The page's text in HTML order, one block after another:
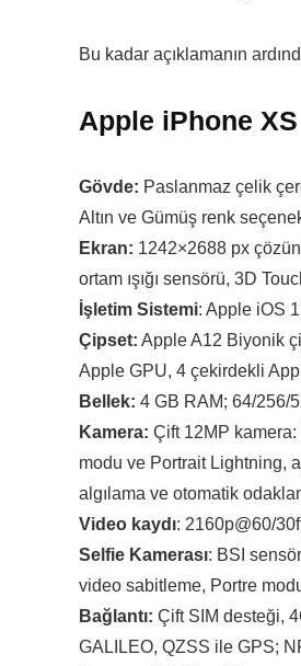
Bu kadar açıklamanın
Apple iPhone
Gövde: Paslanmaz çelik
Altın ve Gümüş renk
Ekran: 1242×2688 px
ortam ışığı sensörü, 3D
İşletim Sistemi: Apple iOS
Çipset: Apple A12 Biyonik
Apple GPU, 4 çekirdekli
Bellek: 4 GB RAM; 64/256/
Kamera: Çift 12MP kamera:
modu ve Portrait Lightning,
algılama ve otomatik
Video kaydı: 2160p@60/
Selfie Kamerası: BSI
video sabitleme, Portre
Bağlantı: Çift SIM desteği,
GALILEO, QZSS ile GPS;